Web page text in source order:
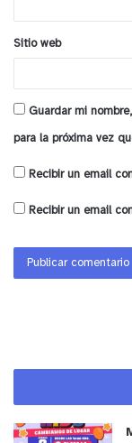
Sitio web
Guardar mi
para la próxima vez
Recibir un email
Recibir un email